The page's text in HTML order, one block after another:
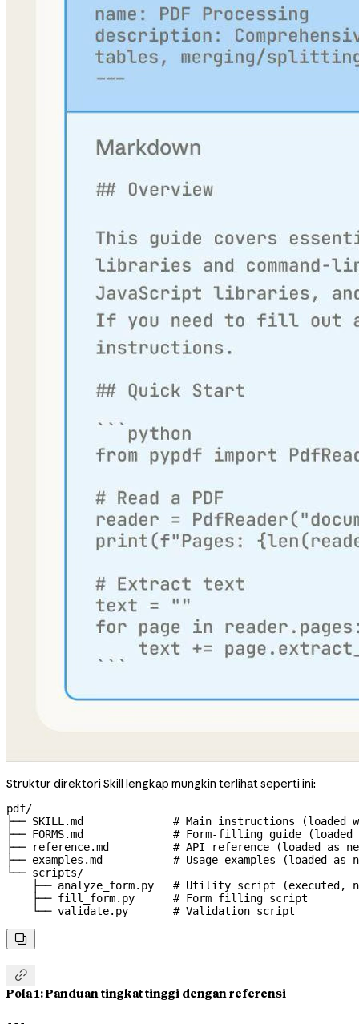
Struktur direktori Skill lengkap mungkin terlihat seperti ini:
pdf/
├── SKILL.md              # Main instructions (loaded
├── FORMS.md              # Form-filling guide (loaded
├── reference.md          # API reference (loaded as
├── examples.md           # Usage examples (loaded as
└── scripts/
├── analyze_form.py   # Utility script (executed,
    ├── fill_form.py      # Form filling script
    └── validate.py       # Validation script


Pola 1: Panduan tingkat tinggi dengan referensi
---